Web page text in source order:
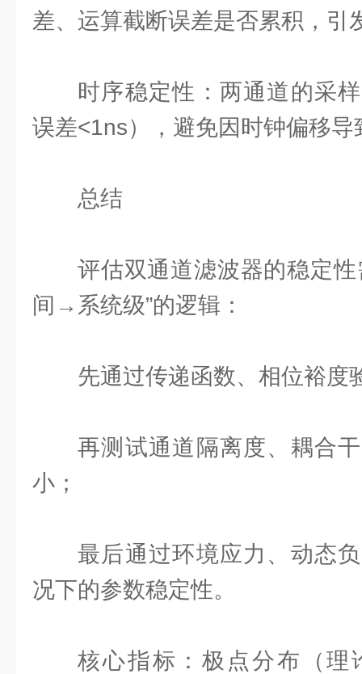
差、运算截断误差是否累积，引
时序稳定性：两通道的采
误差<1ns），避免因时钟偏移
总结
评估双通道滤波器的稳定
间→系统级”的逻辑：
先通过传递函数、相位裕度
再测试通道隔离度、耦合
小；
最后通过环境应力、动态
况下的参数稳定性。
核心指标：极点分布（理